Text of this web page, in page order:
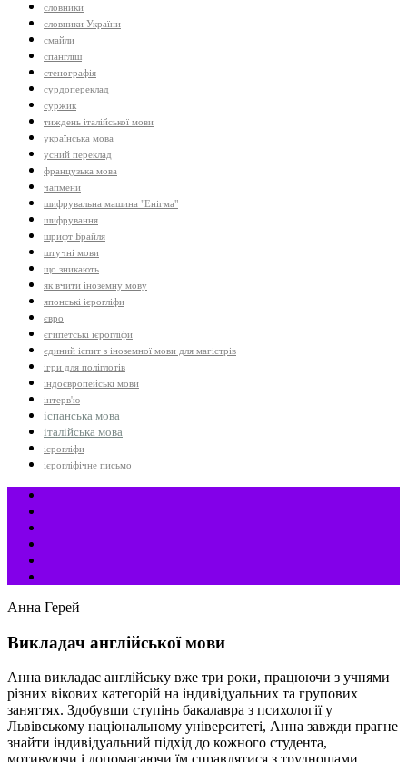
словники
словники України
смайли
спангліш
стенографія
сурдопереклад
суржик
тиждень італійської мови
українська мова
усний переклад
французька мова
чапмени
шифрувальна машина "Енігма"
шифрування
шрифт Брайля
штучні мови
що зникають
як вчити іноземну мову
японські ієрогліфи
євро
єгипетські ієрогліфи
єдиний іспит з іноземної мови для магістрів
ігри для поліглотів
індоєвропейські мови
інтерв'ю
іспанська мова
італійська мова
ієрогліфи
ієрогліфічне письмо
Анна Герей
Викладач англійської мови
Анна викладає англійську вже три роки, працюючи з учнями
різних вікових категорій на індивідуальних та групових
заняттях. Здобувши ступінь бакалавра з психології у
Львівському національному університеті, Анна завжди прагне
знайти індивідуальний підхід до кожного студента,